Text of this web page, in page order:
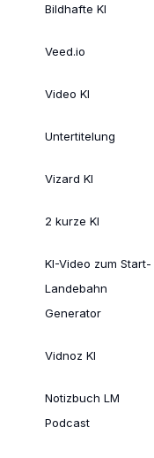
Bildhafte KI
Veed.io
Video KI
Untertitelung
Vizard KI
2 kurze KI
KI-Video zum Start-
Landebahn
Generator
Vidnoz KI
Notizbuch LM
Podcast